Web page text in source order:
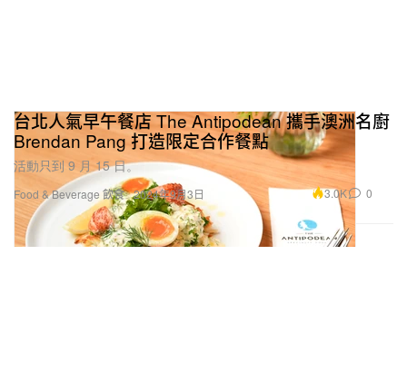
Food & Beverage 飲食
台北人氣早午餐店 The Antipodean 攜手澳洲名廚
Brendan Pang 打造限定合作餐點
活動只到 9 月 15 日。
2024年9月3日 3.0K 0